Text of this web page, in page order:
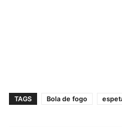
TAGS Bola de fogo